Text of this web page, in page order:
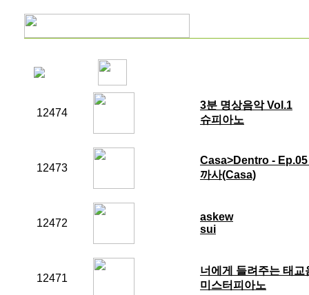
12474
3분 명상음악 Vol.1
슈피아노
12473
Casa>Dentro -
까사(Casa)
12472
askew
sui
12471
너에게 들려주는 태교
미스터피아노